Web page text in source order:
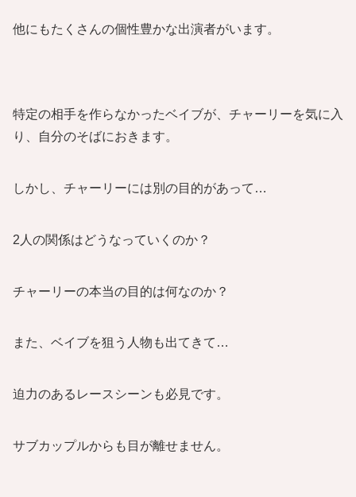
他にもたくさんの個性豊かな出演者がいます。
特定の相手を作らなかったベイブが、チャーリーを気に入
り、自分のそばにおきます。
しかし、チャーリーには別の目的があって…
2人の関係はどうなっていくのか？
チャーリーの本当の目的は何なのか？
また、ベイブを狙う人物も出てきて…
迫力のあるレースシーンも必見です。
サブカップルからも目が離せません。